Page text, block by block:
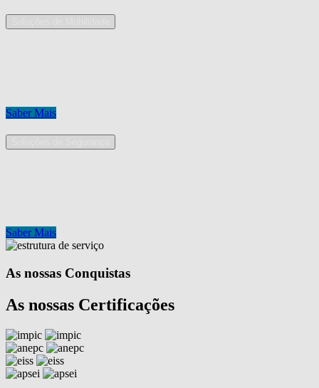
Saber Mais
Saber Mais
As nossas Conquistas
As nossas Certificações